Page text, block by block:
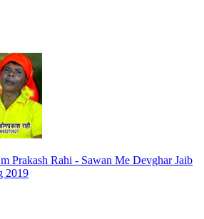
Prakash Rahi - Sawan Me Devghar Jaib
2019